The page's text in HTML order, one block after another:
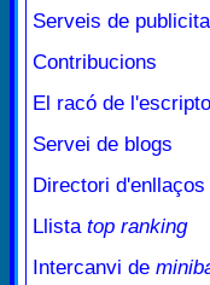
Serveis de
Contribucions
El racó de
Servei de blogs
Directori d'enllaços
Llista top ranking
Intercanvi de